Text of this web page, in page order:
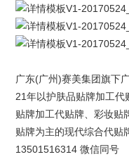
广东(广州)赛美集团旗下
21年以护肤品贴牌加工代
贴牌加工代贴牌、彩妆贴
贴牌为主的现代综合代贴
13501516314 微信同号